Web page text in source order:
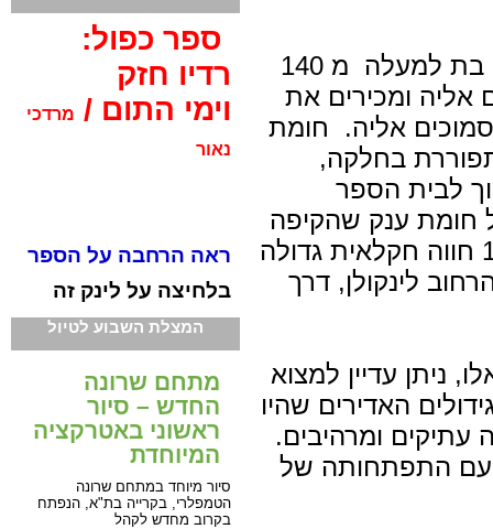
מדובר בחומת כורכר היסטורית, בת למעלה מ 140
ומכירים את
אליה. חומת
בחלקה,
לבית הספר
חומת ענק שהקיפה
במחצית השנייה של המאה ה-19 חווה חקלאית גדולה
לינקולן, דרך
ניתן עדיין למצוא
האדירים שהיו
ומרהיבים.
עם התפתחותה של
ספר כפול:
רדיו חזק
וימי התום / מרדכי
נאור
ראה הרחבה על הספר
בלחיצה על לינק זה
המצלת השבוע לטיול
מתחם שרונה
החדש – סיור
ראשוני באטרקציה
המיוחדת
סיור מיוחד במתחם שרונה
הטמפלרי, בקרייה בת"א, הנפתח
בקרוב מחדש לקהל